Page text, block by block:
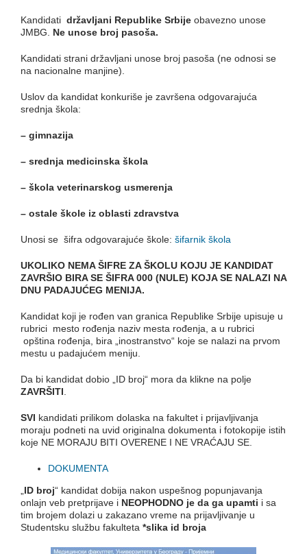
Kandidati državljani Republike Srbije obavezno unose
JMBG. Ne unose broj pasoša.
Kandidati strani državljani unose broj pasoša (ne odnosi se
na nacionalne manjine).
Uslov da kandidat konkuriše je završena odgovarajuća
srednja škola:
– gimnazija
– srednja medicinska škola
– škola veterinarskog usmerenja
– ostale škole iz oblasti zdravstva
Unosi se šifra odgovarajuće škole: šifarnik škola
UKOLIKO NEMA ŠIFRE ZA ŠKOLU KOJU JE KANDIDAT
ZAVRŠIO BIRA SE ŠIFRA 000 (NULE) KOJA SE NALAZI NA
DNU PADAJUĆEG MENIJA.
Kandidat koji je rođen van granica Republike Srbije upisuje u
rubrici mesto rođenja naziv mesta rođenja, a u rubrici
opština rođenja, bira „inostranstvo“ koje se nalazi na prvom
mestu u padajućem meniju.
Da bi kandidat dobio „ID broj“ mora da klikne na polje
ZAVRŠITI
SVI kandidati prilikom dolaska na fakultet i prijavljivanja
moraju podneti na uvid originalna dokumenta i fotokopije istih
koje NE MORAJU BITI OVERENE I NE VRAĆAJU SE.
DOKUMENTA
ID broj“ kandidat dobija nakon uspešnog popunjavanja
onlajn veb pretprijave i NEOPHODNO je da ga upamti i sa
tim brojem dolazi u zakazano vreme na prijavljivanje u
Studentsku službu fakulteta *slika id broja